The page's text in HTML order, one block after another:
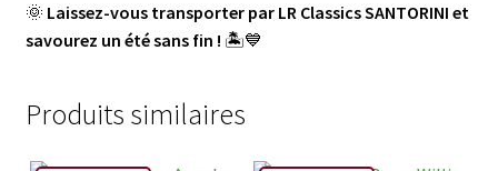
🌞 Laissez-vous transporter par LR Classics SANTORINI et
savourez un été sans fin ! 🏝️💙
Produits similaires